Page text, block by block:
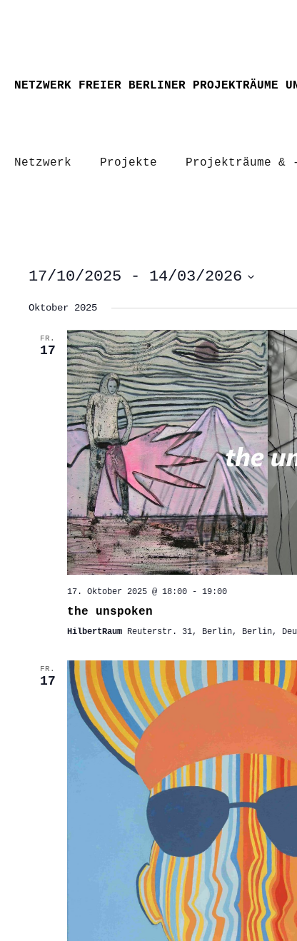
NETZWERK FREIER BERLINER PROJEKTRÄUME
Netzwerk Projekte Projekträume
17/10/2025 - 14/03/2026
wählen.
Oktober 2025
FR.
17
17. Oktober 2025 @ 18:00- 19:00
the unspoken
HilbertRaum Reuterstr. 31, Berlin, Berlin,
FR.
17